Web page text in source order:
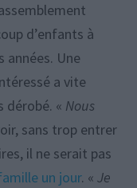
d’enfants à
années. Une
a vite
dérobé. « Nous
sans trop entrer
il ne serait pas
un jour. « Je